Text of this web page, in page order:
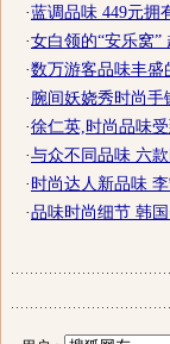
·蓝调品味 449元拥
·女白领的“安乐窝”
·数万游客品味丰盛
·腕间妖娆秀时尚手
·徐仁英,时尚品味
·与众不同品味 六
·时尚达人新品味
·品味时尚细节 韩